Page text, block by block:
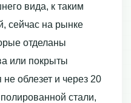
вида, к таким
сейчас на рынке
отделаны
или покрыты
не облезет и через 20
стали,